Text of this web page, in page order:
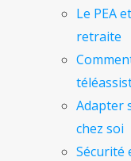
Le PEA
retraite
Adapter
chez soi
Sécurité